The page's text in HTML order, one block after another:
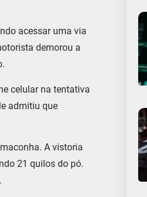
acessar uma via
demorou a
celular na tentativa
admitiu que
A vistoria
21 quilos do pó.